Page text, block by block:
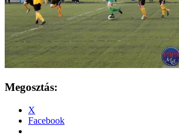
Megosztás:
X
Facebook